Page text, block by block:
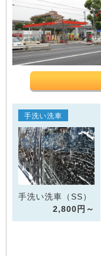
手洗い洗車
手洗い洗車（SS）
2,800円～